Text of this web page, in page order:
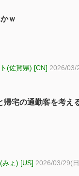
ｗ
(佐賀県) [CN] 2026/03/
帰宅の通勤客を考え
みょ) [US] 2026/03/29(